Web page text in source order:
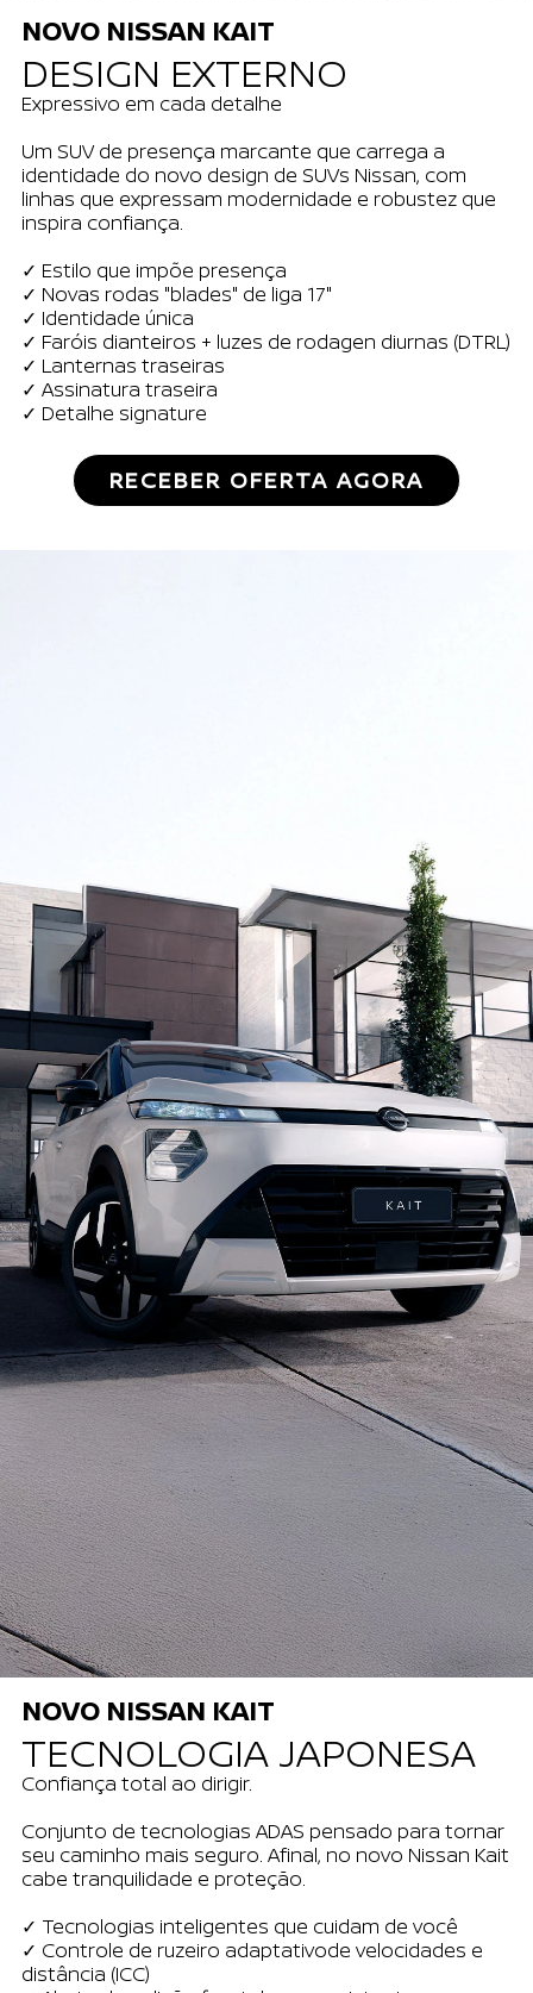
NOVO NISSAN KAIT
DESIGN EXTERNO
Expressivo em cada detalhe
Um SUV de presença marcante que carrega a
identidade do novo design de SUVs Nissan, com
linhas que expressam modernidade e robustez que
inspira confiança.
✓ Estilo que impõe presença
✓ Novas rodas "blades" de liga 17"
✓ Identidade única
✓ Faróis dianteiros + luzes de rodagen diurnas (DTRL)
✓ Lanternas traseiras
✓ Assinatura traseira
✓ Detalhe signature
RECEBER OFERTA AGORA
NOVO NISSAN KAIT
TECNOLOGIA JAPONESA
Confiança total ao dirigir.
Conjunto de tecnologias ADAS pensado para tornar
seu caminho mais seguro. Afinal, no novo Nissan Kait
cabe tranquilidade e proteção.
✓ Tecnologias inteligentes que cuidam de você
✓ Controle de ruzeiro adaptativode velocidades e
distância (ICC)